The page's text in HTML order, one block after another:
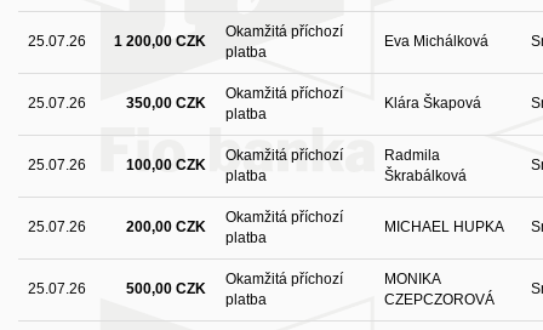
25.07.26 1 200,00 CZK
Okamžitá příchozí
platba
Eva Michálková
25.07.26 350,00 CZK
Okamžitá příchozí
platba
Klára Škapová
25.07.26 100,00 CZK
Okamžitá příchozí
platba
Radmila
Škrabálková
25.07.26 200,00 CZK
Okamžitá příchozí
platba
MICHAEL HUPKA
25.07.26 500,00 CZK
Okamžitá příchozí
platba
MONIKA
CZEPCZOROVÁ